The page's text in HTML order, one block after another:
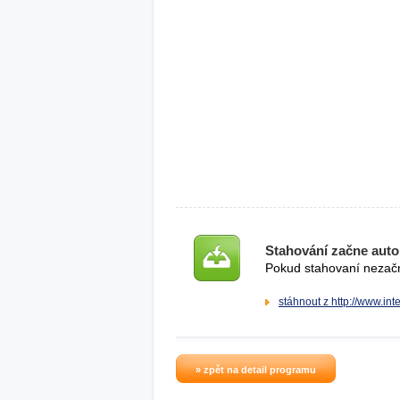
Stahování začne
Pokud stahovaní
stáhnout z http://
» zpět na detail programu